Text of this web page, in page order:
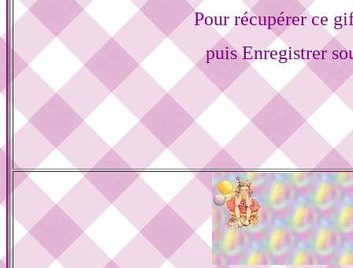
Pour récupérer ce
puis Enregistrer